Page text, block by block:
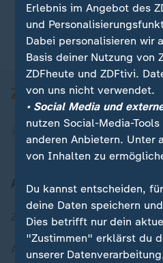
Aktuell bei ZDFheute
Zuletzt veröffentlicht
Aktuelle Sendungs-Videos
Erlebnis im Angebot des
und
Dabei personalisieren wir
Basis deiner Nutzung von
ZDFheute und ZDFtivi.
von uns nicht verwendet.
• Social Media und
nutzen Social-Media-
anderen Anbietern. Unter
von Inhalten zu
Du kannst entscheiden,
deine Daten speichern
Dies betrifft nur dein
"Zustimmen" erklärst du
unserer